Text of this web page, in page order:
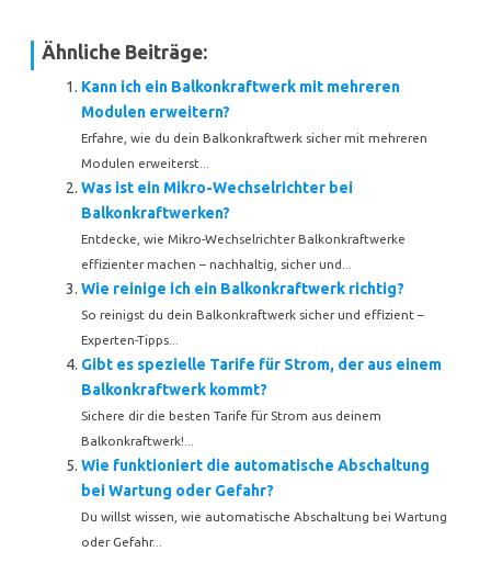
Ähnliche Beiträge:
Kann ich ein Balkonkraftwerk mit mehreren
Modulen erweitern?
Erfahre, wie du dein Balkonkraftwerk sicher mit mehreren
Modulen erweiterst...
Was ist ein Mikro-Wechselrichter bei
Balkonkraftwerken?
Entdecke, wie Mikro-Wechselrichter Balkonkraftwerke
effizienter machen – nachhaltig, sicher und...
Wie reinige ich ein Balkonkraftwerk richtig?
So reinigst du dein Balkonkraftwerk sicher und effizient –
Experten-Tipps...
Gibt es spezielle Tarife für Strom, der aus einem
Balkonkraftwerk kommt?
Sichere dir die besten Tarife für Strom aus deinem
Balkonkraftwerk!...
Wie funktioniert die automatische Abschaltung
bei Wartung oder Gefahr?
Du willst wissen, wie automatische Abschaltung bei Wartung
oder Gefahr...